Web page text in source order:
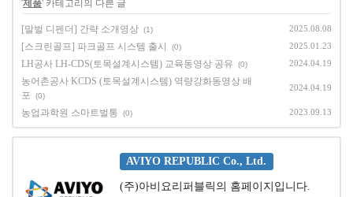
'제품' 카테고리의 다른 글
[말벌 디펜더] 간략 소개영상 (1) 2025.08.08
[스크린골프] 파크골프 시스템 출시 (0) 2025.01.23
LH공사 LH-CDS(토목설계시스템) 교육동영상 공유 (0) 2024.04.19
농어촌공사 KCDS (토목설계시스템) 역량강화동영상 배
포
(0)
2024.04.19
농업과학원 스마트벌통 (0) 2023.09.13
AVIYO REPUBLIC Co., Ltd.
(주)아비요리퍼블릭의 홈페이지입니다.